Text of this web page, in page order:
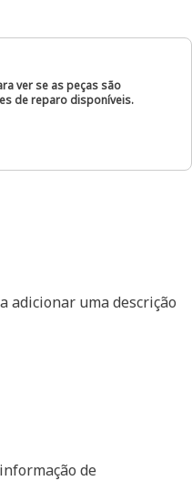
ver se as peças são
de reparo disponíveis.
adicionar uma descrição
de